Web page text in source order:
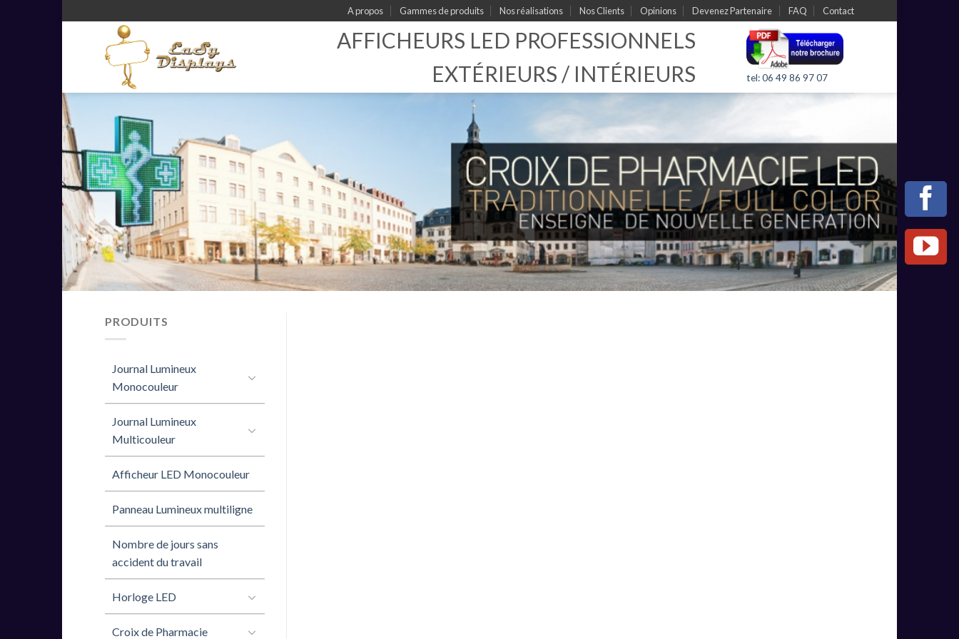
A propos Gammes de produits Nos réalisations Nos Clients Opinions Devenez Partenaire FAQ Contact
AFFICHEURS LED PROFESSIONNELS
EXTÉRIEURS / INTÉRIEURS
tel: 06 49 86 97 07
PRODUITS
Journal Lumineux
Monocouleur
Journal Lumineux
Multicouleur
Afficheur LED Monocouleur
Panneau Lumineux multiligne
Nombre de jours sans
accident du travail
Horloge LED
Croix de Pharmacie